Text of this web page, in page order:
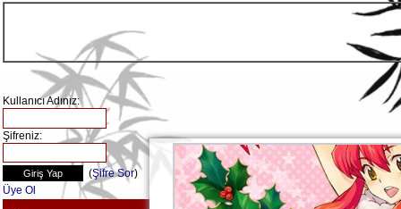
Kullanıcı Adınız:
Şifreniz:
(Şifre Sor)
Üye Ol